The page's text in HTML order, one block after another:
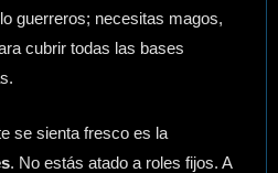
guerreros; necesitas magos,
cubrir todas las bases
se sienta fresco es la
. No estás atado a roles fijos. A